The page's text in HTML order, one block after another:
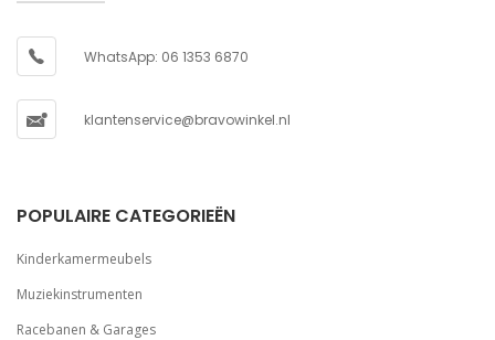
WhatsApp: 06 1353 6870
klantenservice@bravowinkel.nl
POPULAIRE CATEGORIEËN
Kinderkamermeubels
Muziekinstrumenten
Racebanen & Garages